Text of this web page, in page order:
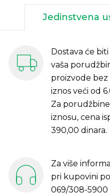
Jedinstvena
Dostava će
vaša
proizvode
iznos veći od
Za
iznosu, cena
390,00 dinara.
Za više
pri kupovini
069/308-5900